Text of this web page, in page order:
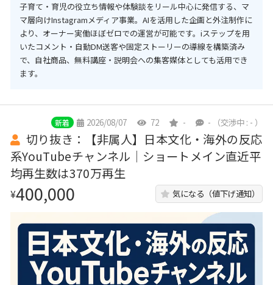
子育て・育児の役立ち情報や体験談をリール中心に発信する、マ
マ層向けInstagramメディア事業。AIを活用した企画と外注制作に
より、オーナー実働ほぼゼロでの運営が可能です。iステップを用
いたコメント・自動DM送客や固定ストーリーの導線を構築済み
で、自社商品、無料講座・説明会への集客媒体としても活用でき
ます。
新着 2026/08/07 72 - - （交渉中 : - ）
切り抜き：【非属人】日本文化・海外の反応
系YouTubeチャンネル｜ショートメイン直近平
均再生数は370万再生
¥400,000 気になる（値下げ通知）